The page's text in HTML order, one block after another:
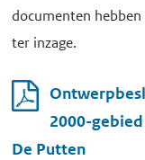
documenten hebben
ter inzage.
2000-
De Putten